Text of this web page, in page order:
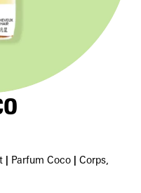
| Parfum Coco | Corps,